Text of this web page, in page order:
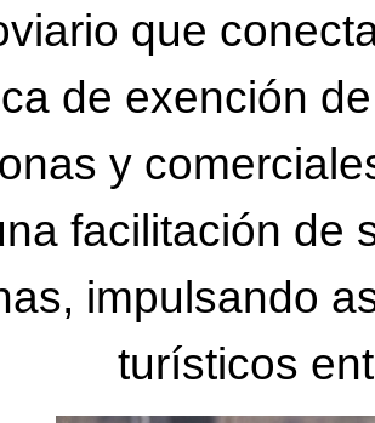
que
de exención
y
facilitación de
impulsando
turísticos